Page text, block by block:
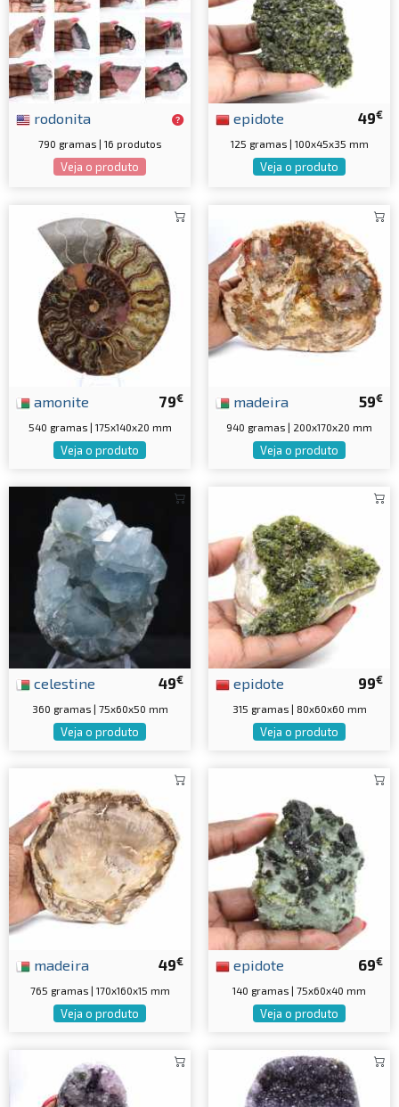
rodonita
790 gramas | 16 produtos
Veja o produto
49€
epidote
125 gramas | 100x45x35 mm
Veja o produto
79€
amonite
540 gramas | 175x140x20 mm
Veja o produto
59€
madeira
940 gramas | 200x170x20 mm
Veja o produto
49€
celestine
360 gramas | 75x60x50 mm
Veja o produto
99€
epidote
315 gramas | 80x60x60 mm
Veja o produto
49€
madeira
765 gramas | 170x160x15 mm
Veja o produto
69€
epidote
140 gramas | 75x60x40 mm
Veja o produto